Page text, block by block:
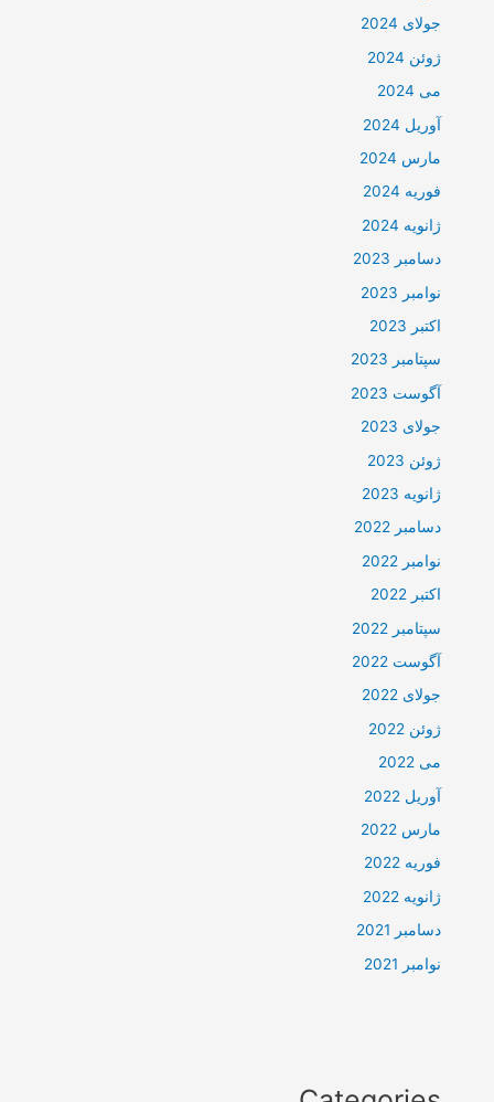
جولای 2024
ژوئن 2024
می 2024
آوریل 2024
مارس 2024
فوریه 2024
ژانویه 2024
دسامبر 2023
نوامبر 2023
اکتبر 2023
سپتامبر 2023
آگوست 2023
جولای 2023
ژوئن 2023
ژانویه 2023
دسامبر 2022
نوامبر 2022
اکتبر 2022
سپتامبر 2022
آگوست 2022
جولای 2022
ژوئن 2022
می 2022
آوریل 2022
مارس 2022
فوریه 2022
ژانویه 2022
دسامبر 2021
نوامبر 2021